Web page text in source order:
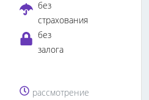
без
страхования
без
залога
рассмотрение